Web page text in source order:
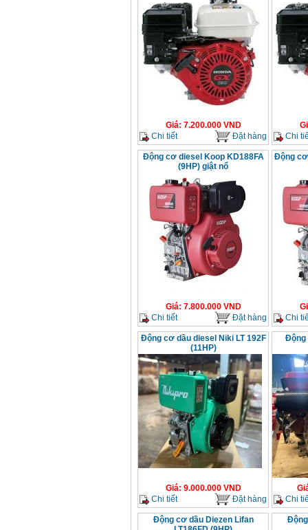
Giá: 7.200.000VND
Chi tiết
Đặt hàng
Chi
Động cơ diesel Koop KD188FA
(9HP) giật nổ
Giá: 7.800.000VND
Chi tiết
Đặt hàng
Động cơ
Chi
Động cơ dầu diesel Niki LT 192F
(11HP)
Giá: 9.000.000VND
Chi tiết
Đặt hàng
Động
Chi
Động cơ dầu Diezen Lifan